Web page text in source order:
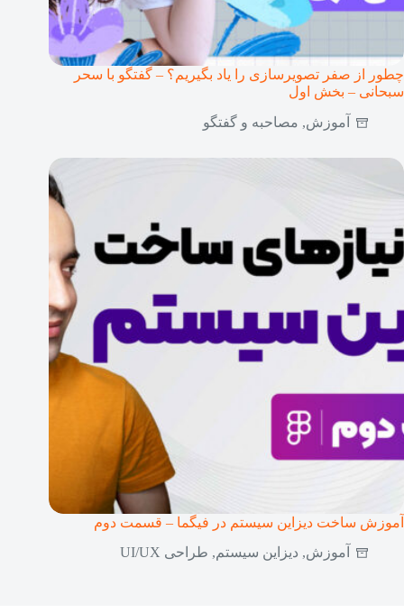
چطور از صفر تصویرسازی را یاد بگیریم؟ – گفتگو با سحر
سبحانی – بخش اول
آموزش, مصاحبه و گفتگو
آموزش ساخت دیزاین سیستم در فیگما – قسمت دوم
آموزش, دیزاین سیستم, طراحی UI/UX